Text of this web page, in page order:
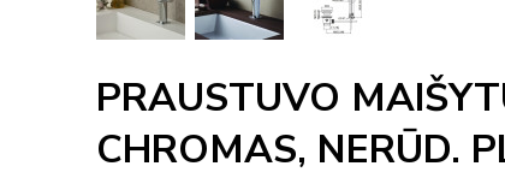
PRAUSTUVO
CHROMAS, NERŪD.